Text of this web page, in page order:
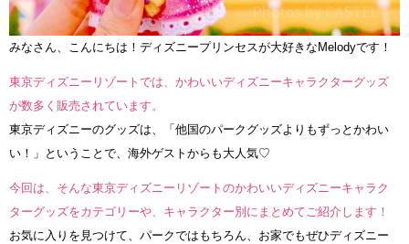
みなさん、こんにちは！ディズニープリンセスが大好きなMelodyです！
東京ディズニーリゾートでは、かわいいディズニーキャラクターグッズ
が数多く販売されています。
東京ディズニーのグッズは、「他国のパークグッズよりもずっとかわい
い！」ということで、海外ゲストからも大人気♡
今回は、そんな東京ディズニーリゾートのかわいいディズニーキャラク
ターグッズをカテゴリーや、キャラクター別にまとめてご紹介します！
お気に入りを見つけて、パークではもちろん、お家でもぜひディズニー